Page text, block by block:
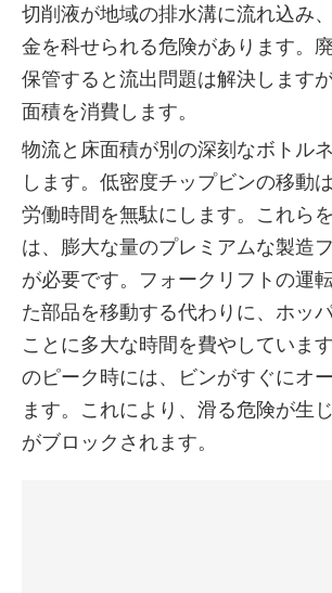
切削液が地域の排水溝に流れ込み
金を科せられる危険があります。
保管すると流出問題は解決します
面積を消費します。
物流と床面積が別の深刻なボトル
します。低密度チップビンの移動
労働時間を無駄にします。これら
は、膨大な量のプレミアムな製造
が必要です。フォークリフトの運
た部品を移動する代わりに、ホッ
ことに多大な時間を費やしていま
のピーク時には、ビンがすぐにオ
ます。これにより、滑る危険が生
がブロックされます。